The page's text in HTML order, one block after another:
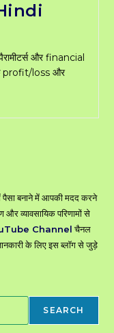
और financial
profit/loss और
पैसा बनाने में आपकी मदद करने
और व्यावसायिक परिणामों से
Channelचैनल
के लिए इस ब्लॉग से जुड़े
SEARCH